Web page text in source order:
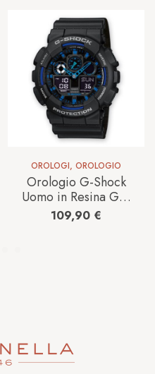
OROLOGI, OROLOGIO
Orologio G-Shock
Uomo in Resina GA-
100-1A2ER
109,90 €